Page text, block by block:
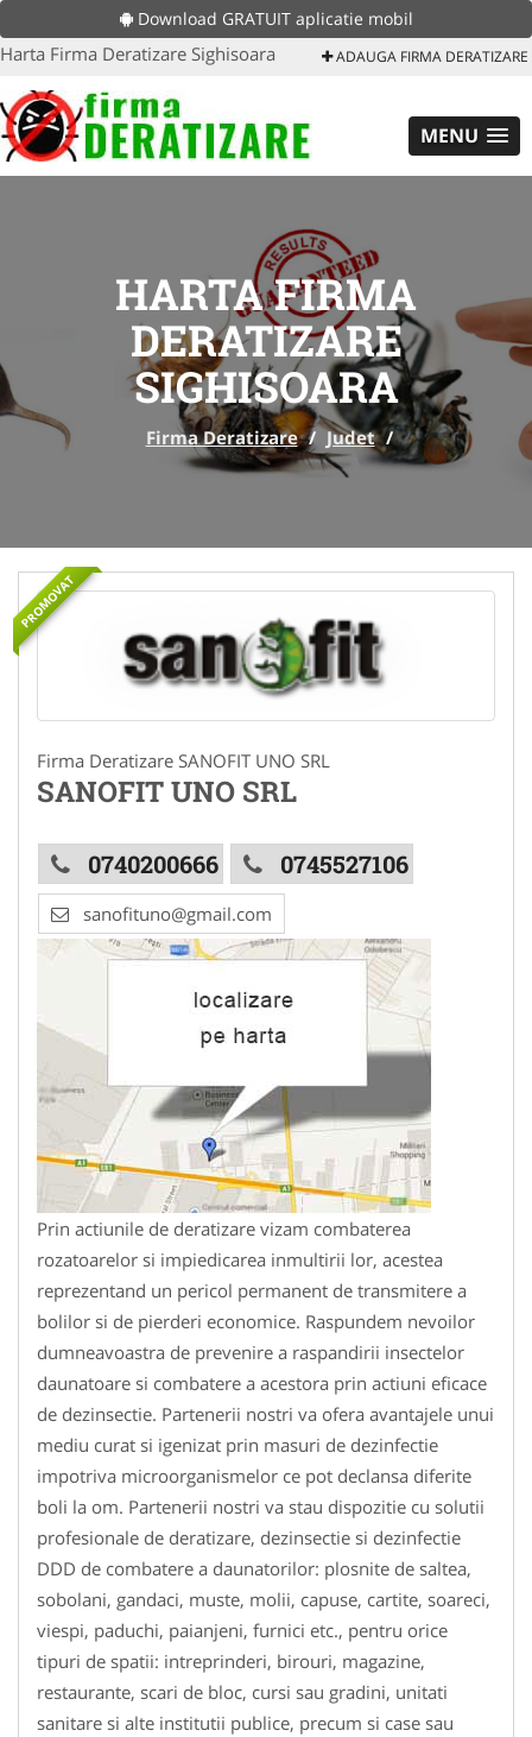
Download GRATUIT aplicatie mobil
Harta Firma Deratizare Sighisoara ADAUGA FIRMA DERATIZARE
MENU
HARTA FIRMA
DERATIZARE
SIGHISOARA
Firma Deratizare / Judet /
PROMOVAT
Firma Deratizare SANOFIT UNO SRL
SANOFIT UNO SRL
0740200666 0745527106
sanofituno@gmail.com
Prin actiunile de deratizare vizam combaterea
rozatoarelor si impiedicarea inmultirii lor, acestea
reprezentand un pericol permanent de transmitere a
bolilor si de pierderi economice. Raspundem nevoilor
dumneavoastra de prevenire a raspandirii insectelor
daunatoare si combatere a acestora prin actiuni eficace
de dezinsectie. Partenerii nostri va ofera avantajele unui
mediu curat si igenizat prin masuri de dezinfectie
impotriva microorganismelor ce pot declansa diferite
boli la om. Partenerii nostri va stau dispozitie cu solutii
profesionale de deratizare, dezinsectie si dezinfectie
DDD de combatere a daunatorilor: plosnite de saltea,
sobolani, gandaci, muste, molii, capuse, cartite, soareci,
viespi, paduchi, paianjeni, furnici etc., pentru orice
tipuri de spatii: intreprinderi, birouri, magazine,
restaurante, scari de bloc, cursi sau gradini, unitati
sanitare si alte institutii publice, precum si case sau